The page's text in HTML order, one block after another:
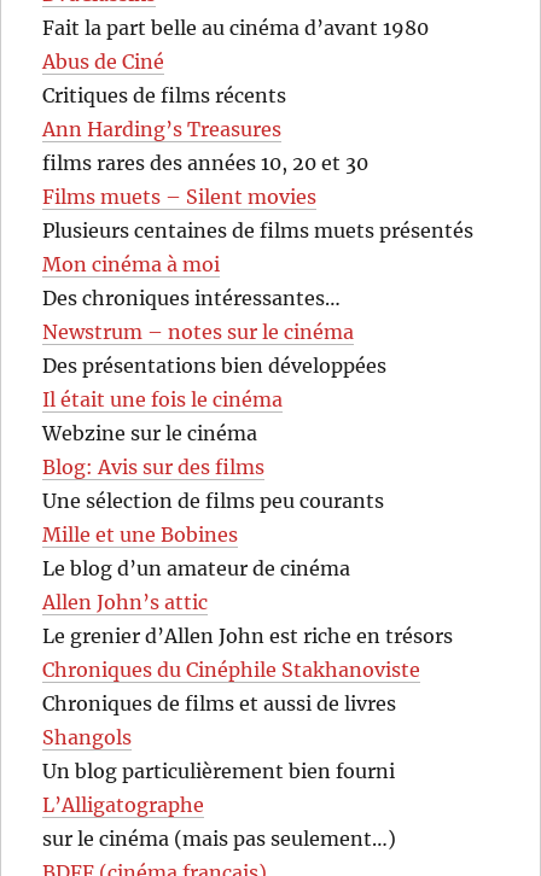
Fait la part belle au cinéma d’avant 1980
Abus de Ciné
Critiques de films récents
Ann Harding’s Treasures
films rares des années 10, 20 et 30
Films muets – Silent movies
Plusieurs centaines de films muets présentés
Mon cinéma à moi
Des chroniques intéressantes…
Newstrum – notes sur le cinéma
Des présentations bien développées
Il était une fois le cinéma
Webzine sur le cinéma
Blog: Avis sur des films
Une sélection de films peu courants
Mille et une Bobines
Le blog d’un amateur de cinéma
Allen John’s attic
Le grenier d’Allen John est riche en trésors
Chroniques du Cinéphile Stakhanoviste
Chroniques de films et aussi de livres
Shangols
Un blog particulièrement bien fourni
L’Alligatographe
sur le cinéma (mais pas seulement…)